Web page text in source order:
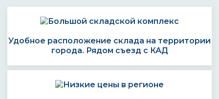
Удобное расположение склада на территории
города. Рядом съезд с КАД